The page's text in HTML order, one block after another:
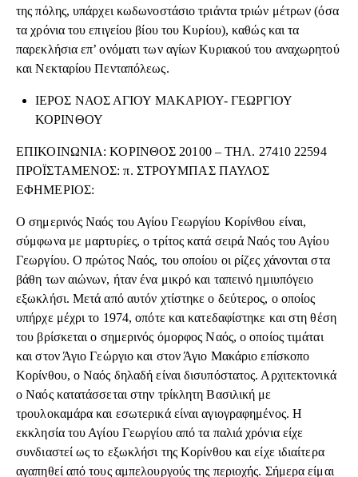
της πόλης, υπάρχει κωδωνοστάσιο τριάντα τριών μέτρων (όσα
τα χρόνια του επιγείου βίου του Κυρίου), καθώς και τα
παρεκλήσια επ’ ονόματι των αγίων Κυριακού του αναχωρητού
και Νεκταρίου Πενταπόλεως.
ΙΕΡΟΣ ΝΑΟΣ ΑΓΙΟΥ ΜΑΚΑΡΙΟΥ- ΓΕΩΡΓΙΟΥ
ΚΟΡΙΝΘΟΥ
ΕΠΙΚΟΙΝΩΝΙΑ: ΚΟΡΙΝΘΟΣ 20100 – ΤΗΛ. 27410 22594
ΠΡΟΪΣΤΑΜΕΝΟΣ: π. ΣΤΡΟΥΜΠΑΣ ΠΑΥΛΟΣ
ΕΦΗΜΕΡΙΟΣ:
Ο σημερινός Ναός του Αγίου Γεωργίου Κορίνθου είναι,
σύμφωνα με μαρτυρίες, ο τρίτος κατά σειρά Ναός του Αγίου
Γεωργίου. Ο πρώτος Ναός, του οποίου οι ρίζες χάνονται στα
βάθη των αιώνων, ήταν ένα μικρό και ταπεινό ημιυπόγειο
εξωκλήσι. Μετά από αυτόν χτίστηκε ο δεύτερος, ο οποίος
υπήρχε μέχρι το 1974, οπότε και κατεδαφίστηκε και στη θέση
του βρίσκεται ο σημερινός όμορφος Ναός, ο οποίος τιμάται
και στον Άγιο Γεώργιο και στον Άγιο Μακάριο επίσκοπο
Κορίνθου, ο Ναός δηλαδή είναι δισυπόστατος. Αρχιτεκτονικά
ο Ναός κατατάσσεται στην τρίκλητη Βασιλική με
τρουλοκαμάρα και εσωτερικά είναι αγιογραφημένος. Η
εκκλησία του Αγίου Γεωργίου από τα παλιά χρόνια είχε
συνδιαστεί ως το εξωκλήσι της Κορίνθου και είχε ιδιαίτερα
αγαπηθεί από τους αμπελουργούς της περιοχής. Σήμερα είμαι